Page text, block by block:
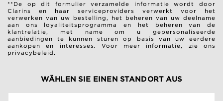
**De op dit formulier verzamelde informatie wordt door
Clarins en haar serviceproviders verwerkt voor het
verwerken van uw bestelling, het beheren van uw deelname
aan ons loyaliteitsprogramma en het beheren van de
klantrelatie, met name om u gepersonaliseerde
aanbiedingen te kunnen sturen op basis van uw eerdere
aankopen en interesses. Voor meer informatie, zie ons
privacybeleid.
WÄHLEN SIE EINEN STANDORT AUS